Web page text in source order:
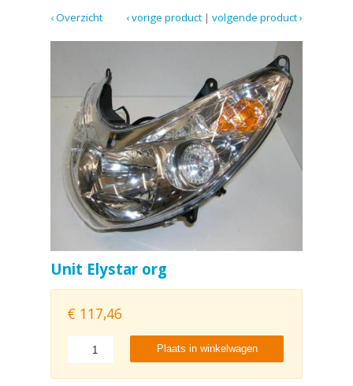
‹ Overzicht volgende product ›
|
‹ vorige product
Unit Elystar org
€ 117,46
Plaats in winkelwagen